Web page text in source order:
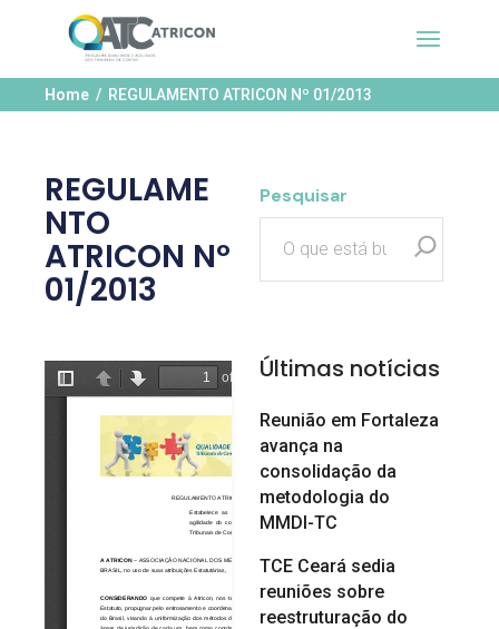
Home REGULAMENTO ATRICON Nº 01/2013
REGULAME
NTO
ATRICON Nº
01/2013
Pesquisar
Últimas notícias
Reunião em Fortaleza
avança na
consolidação da
metodologia do
MMDI-TC
TCE Ceará sedia
reuniões sobre
reestruturação do